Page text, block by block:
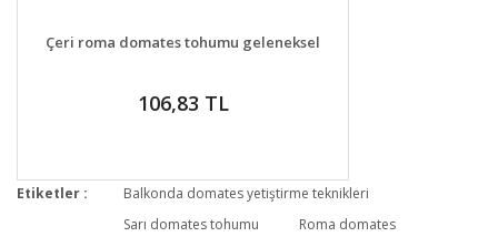
DETAYLAR
Çeri roma domates tohumu geleneksel
106,83 TL
Etiketler :
Balkonda domates yetiştirme teknikleri
Sarı domates tohumu
Roma domates